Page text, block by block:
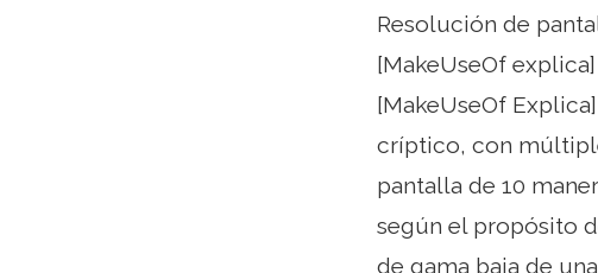
Resolución de
[MakeUseOf
[MakeUseOf
críptico, con
pantalla de 10
según el propósito
de gama baja de